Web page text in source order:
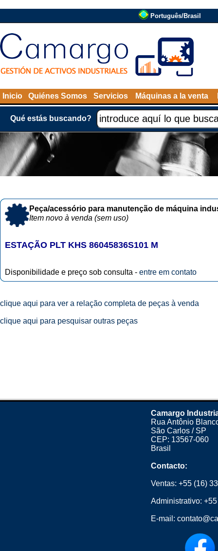
Português/Brasil
Inicio Quiénes Somos Servicios Máquinas a la venta
Qué estás buscando?
Peça/acessório para manutenção de máquina
Item novo à venda (sem uso)
ESTAÇÃO PLT KHS 86045836S101 M
Disponibilidade e preço sob consulta - entre em contato
clique aqui para ver a relação completa de peças à venda
clique aqui para pesquisar outras peças
Camargo
Rua Antônio
São Carlos / SP
CEP: 13567-060
Brasil
Contacto:
Ventas: +55 (16)
Administrativo:
E-mail: